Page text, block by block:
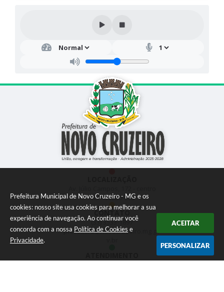
Prefeitura Municipal de Novo Cruzeiro - MG e os
cookies: nosso site usa cookies para melhorar a sua
experiência de navegação. Ao continuar você
concorda com a nossa Política de Cookies e
Privacidade.
ACEITAR
PERSONALIZAR
CEP: 39820-000
CONTATO
(33) 3533-1897
prefeitura@novocruzeiro.mg.go